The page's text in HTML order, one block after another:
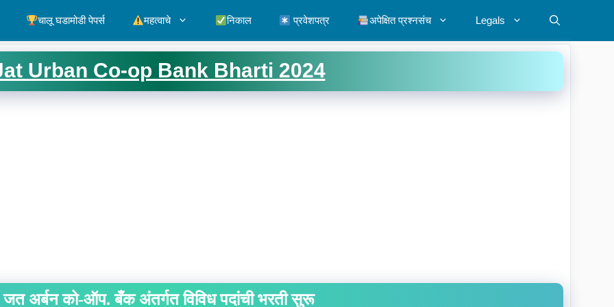
चालू घडामोडी पेपर्स महत्वाचे निकाल प्रवेशपत्र अपेक्षित प्रश्नसंच Legals
Urban Co-op Bank Bharti 2024
जत अर्बन को-ऑप. बँक अंतर्गत विविध पदांची भरती सुरू